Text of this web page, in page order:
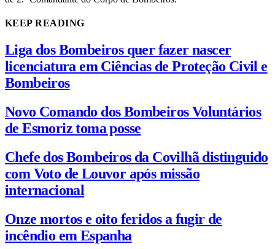
KEEP READING
Liga dos Bombeiros quer fazer nascer
licenciatura em Ciências de Proteção Civil e
Bombeiros
Novo Comando dos Bombeiros Voluntários
de Esmoriz toma posse
Chefe dos Bombeiros da Covilhã distinguido
com Voto de Louvor após missão
internacional
Onze mortos e oito feridos a fugir de
incêndio em Espanha